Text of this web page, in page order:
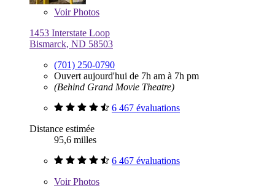
VoirPhotos
1453 Interstate Loop
Bismarck, ND 58503
(701) 250-0790
Ouvert aujourd'hui de 7h am à 7h pm
(Behind Grand Movie Theatre)
6 467 évaluations
Distance estimée
95,6 milles
6 467 évaluations
VoirPhotos